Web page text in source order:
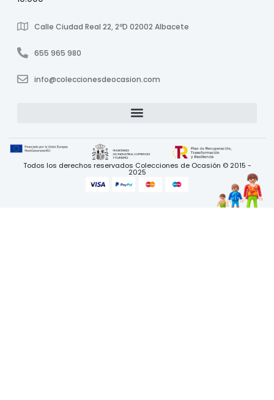
Calle Ciudad Real 22, 2ºD 02002 Albacete
655 965 980
info@coleccionesdeocasion.com
Todos los derechos reservados Colecciones de Ocasión © 2015 -
2025